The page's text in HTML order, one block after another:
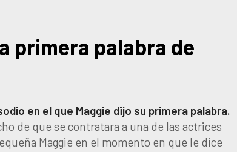
primera palabra de
en el que Maggie dijo su primera palabra.
de que se contratara a una de las actrices
Maggie en el momento en que le dice